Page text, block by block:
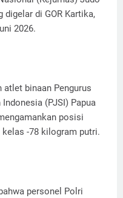
digelar di GOR Kartika,
2026.
atlet binaan Pengurus
(PJSI) Papua
posisi
-78 kilogram putri.
personel Polri